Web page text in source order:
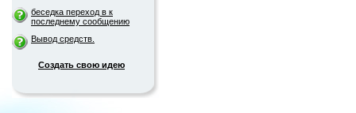
беседка переход в к
последнему сообщению
Вывод средств.
Создать свою идею